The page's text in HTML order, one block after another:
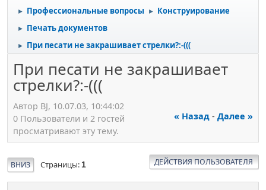
► Профессиональные вопросы ► Конструирование
► Печать документов
► При песати не закрашивает стрелки?:-(((
При песати не закрашивает
стрелки?:-(((
Автор BJ, 10.07.03, 10:44:02
« Назад - Далее »
0 Пользователи и 2 гостей
просматривают эту тему.
ВНИЗ Страницы 1 ДЕЙСТВИЯ ПОЛЬЗОВАТЕЛЯ